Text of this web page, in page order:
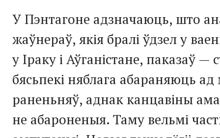
У Пэнтагоне адзначаюць, што
жаўнераў, якія бралі ўдзел у
у Іраку і Аўганістане, паказаў —
бясьпекі няблага абараняюць ад
раненьняў, аднак канцавіны
не абароненыя. Таму вельмі